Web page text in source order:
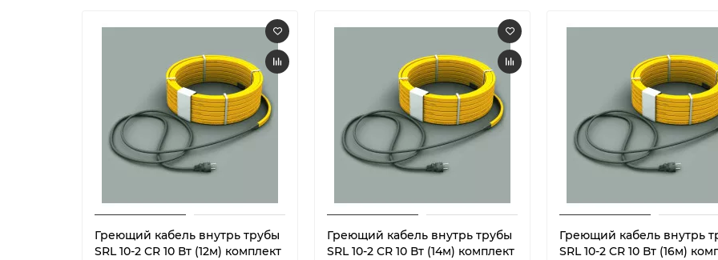
Греющий кабель внутрь трубы
SRL 10-2 CR 10 Вт (12м) комплект
Греющий кабель внутрь трубы
SRL 10-2 CR 10 Вт (14м) комплект
Греющий кабель внутрь
SRL 10-2 CR 10 Вт (16м)